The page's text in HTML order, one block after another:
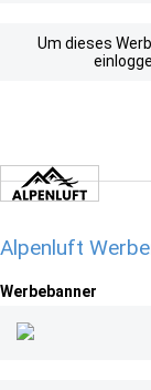
Um dieses
Alpenluft
Werbebanner